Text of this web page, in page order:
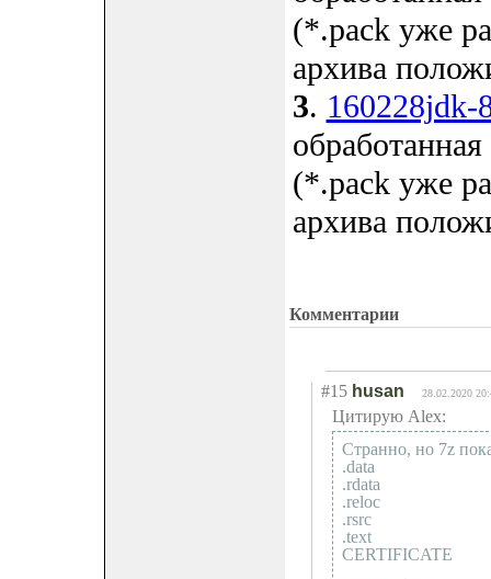
(*.pack уже
архива
3. 160228jdk-
(*.pack уже
архива
Комментарии
#15 husan 28.02.2020
Цитирую Alex:
Странно, но 7z
.data
.rdata
.reloc
.rsrc
.text
CERTIFICATE